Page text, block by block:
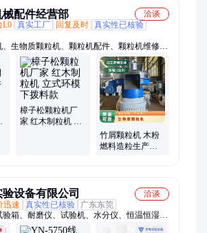
配件经营部
洽谈
L0 真实工厂 回复及时 真实性已核验
、生物质颗粒机、颗粒机配件、颗粒机维修、
机压辊、秸秆颗粒机、560颗粒机、850颗粒
壳颗粒机、花生壳颗粒机、牧草颗粒机、木
、滚筒烘干机、颗粒冷却机、颗粒包装机、锯
粒加工设备、燃料颗粒成型机、木材制粒机、
米芯颗粒机
樟子松颗粒机厂
家 红木制粒机 立
竹屑颗粒机 木粉
燃料造粒生产线
设备有限公司
洽谈
迅速 真实性已核验
广东东莞
箱、耐磨仪、试验机、水分仪、恒温恒湿、
贴纸胶带、压缩拉伸撕裂